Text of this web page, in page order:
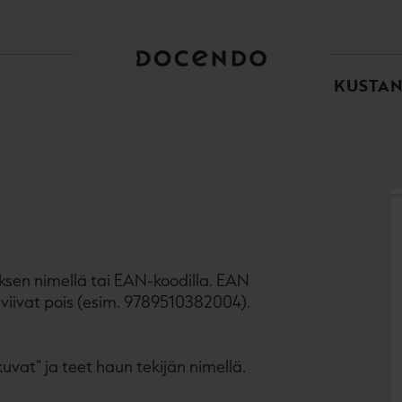
nimellä tai EAN-koodilla. EAN
pois (esim. 9789510382004).
ja teet haun tekijän nimellä.